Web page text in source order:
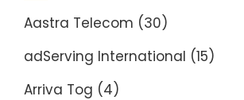
Aastra Telecom (30)
adServing International (15)
Arriva Tog (4)